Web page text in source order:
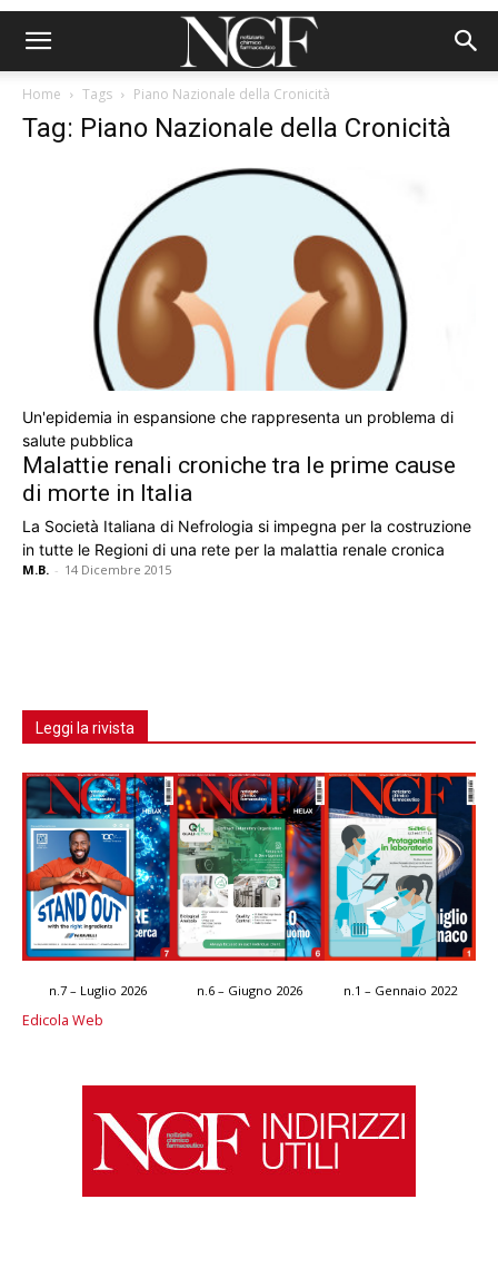
Home Tags Piano Nazionale della Cronicità
Tag: Piano Nazionale della Cronicità
Un'epidemia in espansione che rappresenta un problema di
salute pubblica
Malattie renali croniche tra le prime cause
di morte in Italia
La Società Italiana di Nefrologia si impegna per la costruzione
in tutte le Regioni di una rete per la malattia renale cronica
M.B. - 14 Dicembre 2015
Leggi la rivista
n.7 – Luglio 2026 n.6 – Giugno 2026 n.1 – Gennaio 2022
Edicola Web